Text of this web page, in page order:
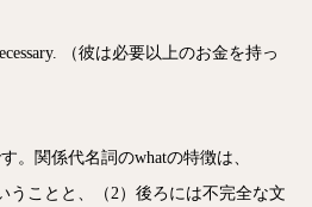
（彼は必要以上のお金を持っ
。関係代名詞のwhatの特徴は、
うことと、（2）後ろには不完全な文